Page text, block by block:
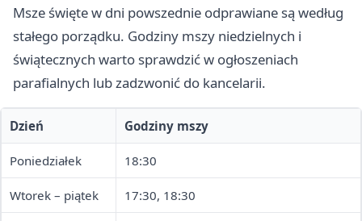
Msze święte w dni powszednie odprawiane są według
stałego porządku. Godziny mszy niedzielnych i
świątecznych warto sprawdzić w ogłoszeniach
parafialnych lub zadzwonić do kancelarii.
Dzień Godziny mszy
Poniedziałek 18:30
Wtorek – piątek 17:30, 18:30